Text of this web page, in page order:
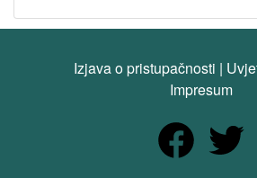
Izjava o pristupačnosti |
Impresum